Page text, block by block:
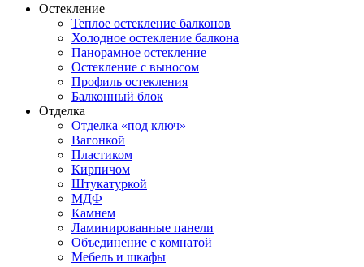
Остекление
Теплое остекление балконов
Холодное остекление балкона
Панорамное остекление
Остекление с выносом
Профиль остекления
Балконный блок
Отделка
Отделка «под ключ»
Вагонкой
Пластиком
Кирпичом
Штукатуркой
МДФ
Камнем
Ламинированные панели
Объединение с комнатой
Мебель и шкафы